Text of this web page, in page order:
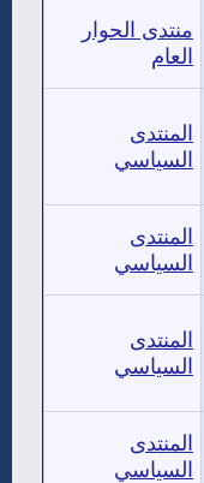
منتدى الحوار
العام
المنتدى
السياسي
المنتدى
السياسي
المنتدى
السياسي
المنتدى
السياسي